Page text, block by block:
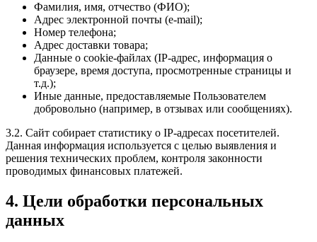
Фамилия, имя, отчество (ФИО);
Адрес электронной почты (e-mail);
Номер телефона;
Адрес доставки товара;
Данные о cookie-файлах (IP-адрес, информация о
браузере, время доступа, просмотренные страницы и
т.д.);
Иные данные, предоставляемые Пользователем
добровольно (например, в отзывах или сообщениях).
3.2. Сайт собирает статистику о IP-адресах посетителей.
Данная информация используется с целью выявления и
решения технических проблем, контроля законности
проводимых финансовых платежей.
4. Цели обработки персональных
данных